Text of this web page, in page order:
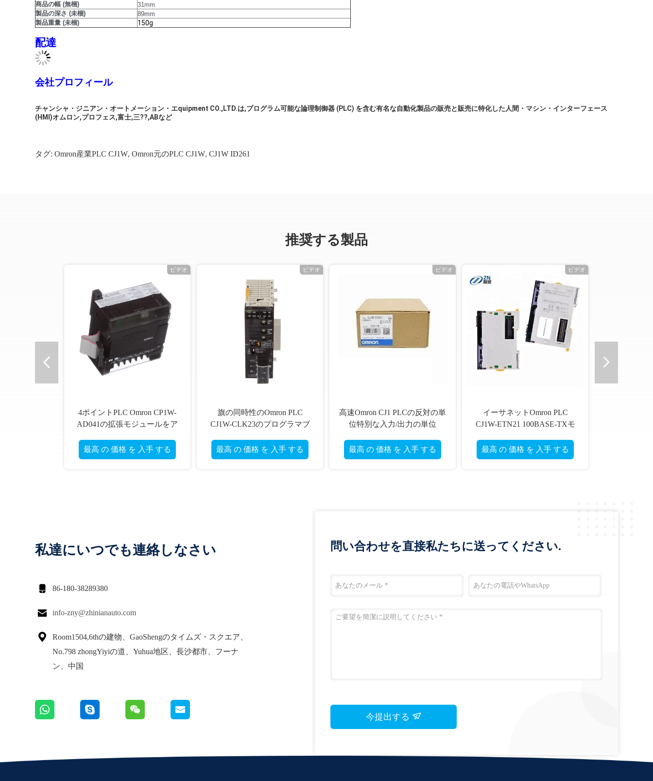
商品の幅 (無梱)
31mm
製品の深さ (未梱)
89mm
製品重量 (未梱)
150g
配達
会社プロフィール
チャンシャ・ジニアン・オートメーション・エquipment CO.,LTD.は,プログラム可能な論理制御器 (PLC) を含む有名な自動化製品の販売と販売に特化した人間・マシン・インターフェース
(HMI)オムロン,プロフェス,富士,三??,ABなど
タグ: Omron産業PLC CJ1W, Omron元のPLC CJ1W, CJ1W ID261
推奨する製品
ビデオ
4ポイントPLC Omron CP1W-
AD041の拡張モジュールをア
最高 の 価格 を 入手 する
ビデオ
旗の同時性のOmron PLC
CJ1W-CLK23のプログラマブ
最高 の 価格 を 入手 する
ビデオ
高速Omron CJ1 PLCの反対の単
位特別な入力/出力の単位
最高 の 価格 を 入手 する
ビデオ
イーサネットOmron PLC
CJ1W-ETN21 100BASE-TXモ
コントローラー
最高 の 価格 を 入手 する
私達にいつでも連絡しなさい
 86-180-38289380
 info-zny@zhinianauto.com

Room1504,6thの建物、GaoShengのタイムズ・スクエア、
No.798 zhongYiyiの道、Yuhua地区、長沙都市、フーナ
ン、中国
問い合わせを直接私たちに送ってください.
今提出する